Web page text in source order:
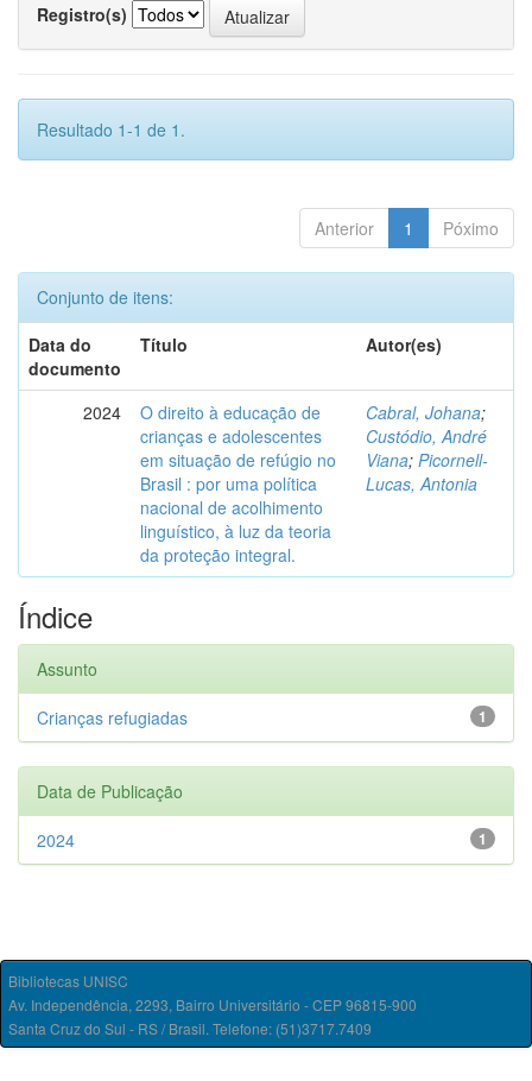
Registro(s)
Resultado 1-1 de 1.
Anterior 1 Póximo
Conjunto de itens:
Data do
documento
Título Autor(es)
2024
O direito à educação de
crianças e adolescentes
em situação de refúgio no
Brasil : por uma política
nacional de acolhimento
linguístico, à luz da teoria
da proteção integral.
Cabral, Johana;
Custódio, André
Viana; Picornell-
Lucas, Antonia
Índice
Assunto
1
Crianças refugiadas
Data de Publicação
1
2024
Bibliotecas UNISC
Av. Independência, 2293, Bairro Universitário - CEP 96815-900
Santa Cruz do Sul - RS / Brasil. Telefone: (51)3717.7409